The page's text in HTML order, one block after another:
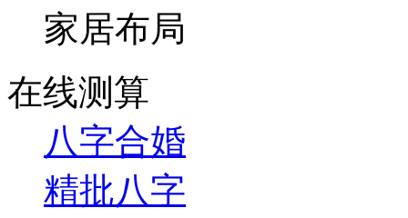
家居布局
在线测算
八字合婚
精批八字